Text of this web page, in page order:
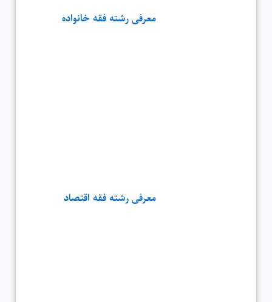
معرفی رشته فقه خانواده
معرفی رشته فقه اقتصاد